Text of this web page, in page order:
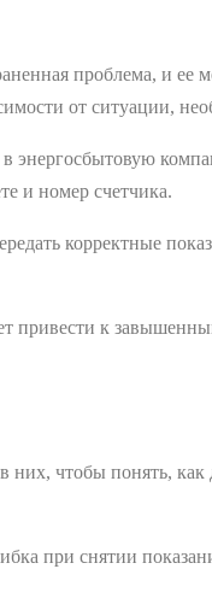
проблема, и
от ситуации,
энергосбытовую
и номер счетчика.
корректные
привести к
чтобы понять, как
при снятии